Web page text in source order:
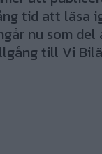
tid att läsa
nu som
till Vi